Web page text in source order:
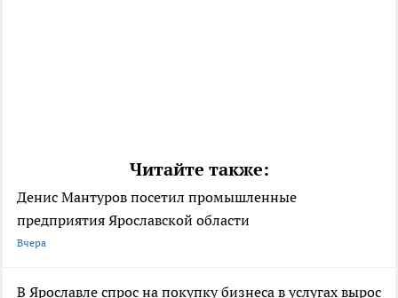
Читайте также:
Денис Мантуров посетил промышленные
предприятия Ярославской области
Вчера
В Ярославле спрос на покупку бизнеса в услугах вырос